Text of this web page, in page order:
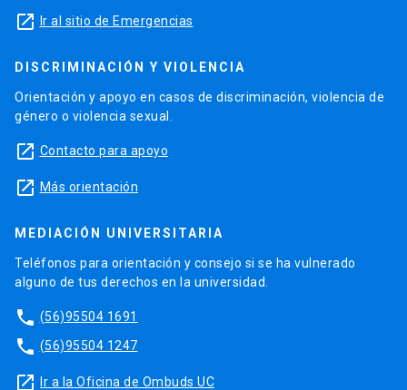
launch Ir al sitio de Emergencias
DISCRIMINACIÓN Y VIOLENCIA
Orientación y apoyo en casos de discriminación, violencia de
género o violencia sexual.
launch Contacto para apoyo
launch Más orientación
MEDIACIÓN UNIVERSITARIA
Teléfonos para orientación y consejo si se ha vulnerado
alguno de tus derechos en la universidad.
phone (56)95504 1691
phone (56)95504 1247
launch Ir a la Oficina de Ombuds UC